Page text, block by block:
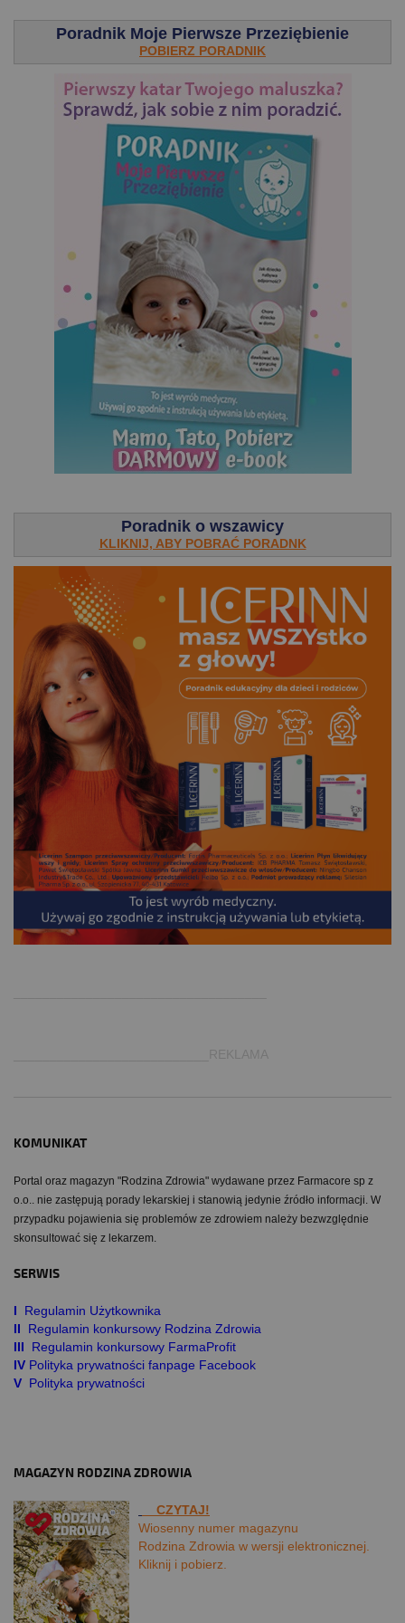
Poradnik Moje Pierwsze Przeziębienie
POBIERZ PORADNIK
Poradnik o wszawicy
KLIKNIJ, ABY POBRAĆ PORADNK
___________________________REKLAMA
KOMUNIKAT
Portal oraz magazyn "Rodzina Zdrowia" wydawane przez Farmacore sp z
o.o.. nie zastępują porady lekarskiej i stanowią jedynie źródło informacji. W
przypadku pojawienia się problemów ze zdrowiem należy bezwzględnie
skonsultować się z lekarzem.
SERWIS
I Regulamin Użytkownika
II
Regulamin konkursowy Rodzina Zdrowia
III
Regulamin konkursowy FarmaProfit
IV Polityka prywatności fanpage Facebook
V Polityka prywatności
MAGAZYN RODZINA ZDROWIA
CZYTAJ!
Wiosenny numer magazynu
Rodzina Zdrowia w wersji elektronicznej.
Kliknij i pobierz.